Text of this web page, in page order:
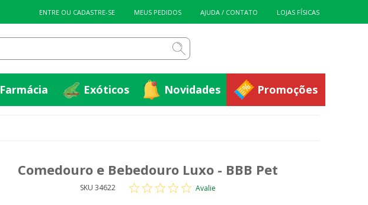
ENTRE OU CADASTRE-SE MEUS PEDIDOS AJUDA / CONTATO LOJAS FÍSICAS
Farmácia Exóticos Novidades Promoções
Farmácia Exóticos Novidades Promoções
Comedouro e Bebedouro Luxo - BBB Pet
SKU 34622 Avalie